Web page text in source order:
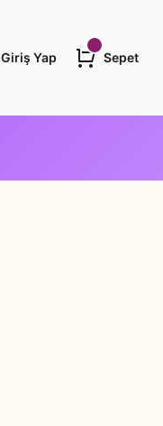
Giriş Yap Sepet